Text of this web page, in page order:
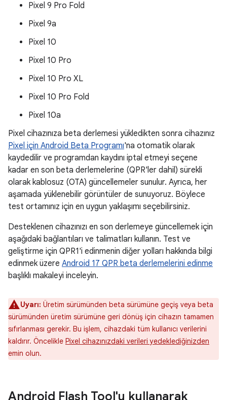
Pixel 9 Pro Fold
Pixel 9a
Pixel 10
Pixel 10 Pro
Pixel 10 Pro XL
Pixel 10 Pro Fold
Pixel 10a
Pixel cihazınıza beta derlemesi yükledikten sonra cihazınız
Pixel için Android Beta Programı'na otomatik olarak
kaydedilir ve programdan kaydını iptal etmeyi seçene
kadar en son beta derlemelerine (QPR'ler dahil) sürekli
olarak kablosuz (OTA) güncellemeler sunulur. Ayrıca, her
aşamada yüklenebilir görüntüler de sunuyoruz. Böylece
test ortamınız için en uygun yaklaşımı seçebilirsiniz.
Desteklenen cihazınızı en son derlemeye güncellemek için
aşağıdaki bağlantıları ve talimatları kullanın. Test ve
geliştirme için QPR1'i edinmenin diğer yolları hakkında bilgi
edinmek üzere Android 17 QPR beta derlemelerini edinme
başlıklı makaleyi inceleyin.
Uyarı: Üretim sürümünden beta sürümüne geçiş veya beta
sürümünden üretim sürümüne geri dönüş için cihazın tamamen
sıfırlanması gerekir. Bu işlem, cihazdaki tüm kullanıcı verilerini
kaldırır. Öncelikle Pixel cihazınızdaki verileri yedeklediğinizden
emin olun.
Android Flash Tool'u kullanarak